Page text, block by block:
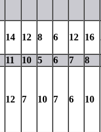
14 12 8 6 12 16
11 10 5 6 7 8
12 7 10 7 6 10